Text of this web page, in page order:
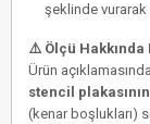
şeklinde vurarak
⚠️ Ölçü
Ürün
stencil
(kenar boşlukları)